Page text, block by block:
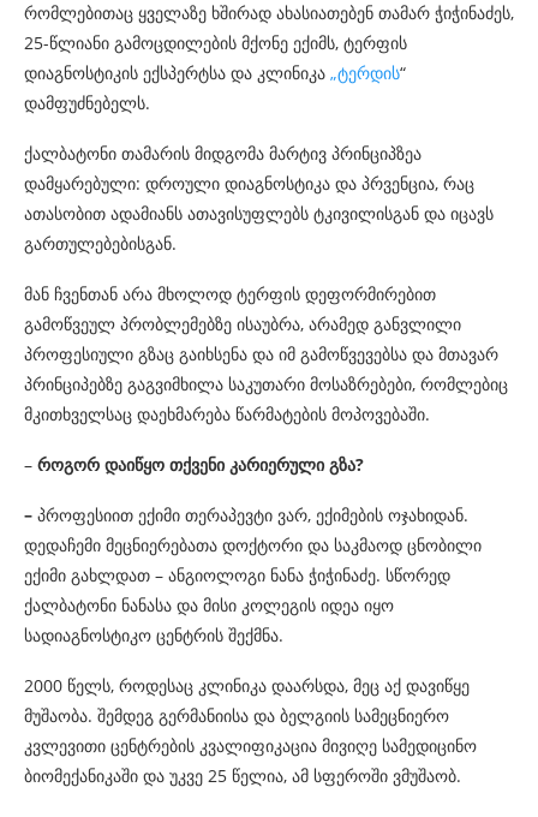
რომლებითაც ყველაზე ხშირად ახასიათებენ თამარ ჭიჭინაძეს,
25-წლიანი გამოცდილების მქონე ექიმს, ტერფის
დიაგნოსტიკის ექსპერტსა და კლინიკა „ტერდის“
დამფუძნებელს.
ქალბატონი თამარის მიდგომა მარტივ პრინციპზეა
დამყარებული: დროული დიაგნოსტიკა და პრვენცია, რაც
ათასობით ადამიანს ათავისუფლებს ტკივილისგან და იცავს
გართულებებისგან.
მან ჩვენთან არა მხოლოდ ტერფის დეფორმირებით
გამოწვეულ პრობლემებზე ისაუბრა, არამედ განვლილი
პროფესიული გზაც გაიხსენა და იმ გამოწვევებსა და მთავარ
პრინციპებზე გაგვიმხილა საკუთარი მოსაზრებები, რომლებიც
მკითხველსაც დაეხმარება წარმატების მოპოვებაში.
– როგორ დაიწყო თქვენი კარიერული გზა?
– პროფესიით ექიმი თერაპევტი ვარ, ექიმების ოჯახიდან.
დედაჩემი მეცნიერებათა დოქტორი და საკმაოდ ცნობილი
ექიმი გახლდათ – ანგიოლოგი ნანა ჭიჭინაძე. სწორედ
ქალბატონი ნანასა და მისი კოლეგის იდეა იყო
სადიაგნოსტიკო ცენტრის შექმნა.
2000 წელს, როდესაც კლინიკა დაარსდა, მეც აქ დავიწყე
მუშაობა. შემდეგ გერმანიისა და ბელგიის სამეცნიერო
კვლევითი ცენტრების კვალიფიკაცია მივიღე სამედიცინო
ბიომექანიკაში და უკვე 25 წელია, ამ სფეროში ვმუშაობ.